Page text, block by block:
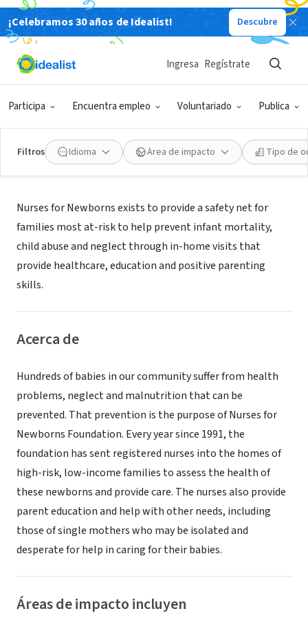
¡Celebramos 30 años de Idealist! Descubre
Participa Encuentra empleo Voluntariado Publica
Ingresa Regístrate
Filtros Idioma Área de impacto Tipo de
ORGANIZACIÓN SIN FIN DE LUCRO
Nurses for Newborns
Misión
Nurses for Newborns exists to provide a safety net for
families most at-risk to help prevent infant mortality,
child abuse and neglect through in-home visits that
provide healthcare, education and positive parenting
skills.
Acerca de
Hundreds of babies in our community suffer from health
problems, neglect and malnutrition that can be
prevented. That prevention is the purpose of Nurses for
Newborns Foundation. Every year since 1991, the
foundation has sent registered nurses into the homes of
high-risk, low-income families to assess the health of
these newborns and provide care. The nurses also provide
parent education and help with other needs, including
those of single mothers who may be isolated and
desperate for help in caring for their babies.
Áreas de impacto incluyen